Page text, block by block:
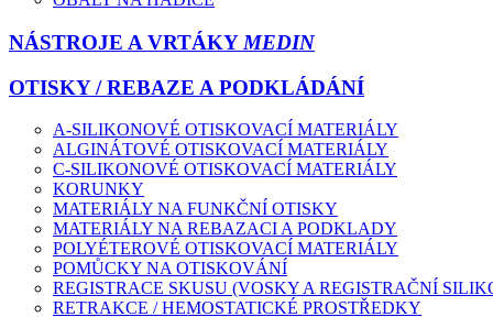
NÁSTROJE A VRTÁKY MEDIN
OTISKY / REBAZE A PODKLÁDÁNÍ
A-SILIKONOVÉ OTISKOVACÍ MATERIÁLY
ALGINÁTOVÉ OTISKOVACÍ MATERIÁLY
C-SILIKONOVÉ OTISKOVACÍ MATERIÁLY
KORUNKY
MATERIÁLY NA FUNKČNÍ OTISKY
MATERIÁLY NA REBAZACI A PODKLADY
POLYÉTEROVÉ OTISKOVACÍ MATERIÁLY
POMŮCKY NA OTISKOVÁNÍ
REGISTRACE SKUSU (VOSKY A REGISTRAČNÍ
RETRAKCE / HEMOSTATICKÉ PROSTŘEDKY